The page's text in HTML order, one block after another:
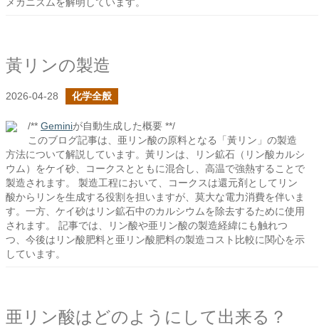
黃リンの製造
2026-04-28 化学全般
/** Geminiが自動生成した概要 **/
このブログ記事は、亜リン酸の原料となる「黃リン」の製造
方法について解説しています。黃リンは、リン鉱石（リン酸カルシ
ウム）をケイ砂、コークスとともに混合し、高温で強熱することで
製造されます。 製造工程において、コークスは還元剤としてリン
酸からリンを生成する役割を担いますが、莫大な電力消費を伴いま
す。一方、ケイ砂はリン鉱石中のカルシウムを除去するために使用
されます。 記事では、リン酸や亜リン酸の製造経緯にも触れつ
つ、今後はリン酸肥料と亜リン酸肥料の製造コスト比較に関心を示
しています。
亜リン酸はどのようにして出来る？